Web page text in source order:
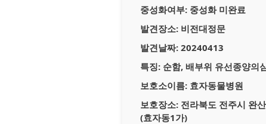
중성화여부: 중성화 미완료
발견장소: 비전대정문
발견날짜: 20240413
특징: 순함, 배부위 유선종양의
보호소이름: 효자동물병원
보호장소: 전라북도 전주시 완
(효자동1가)